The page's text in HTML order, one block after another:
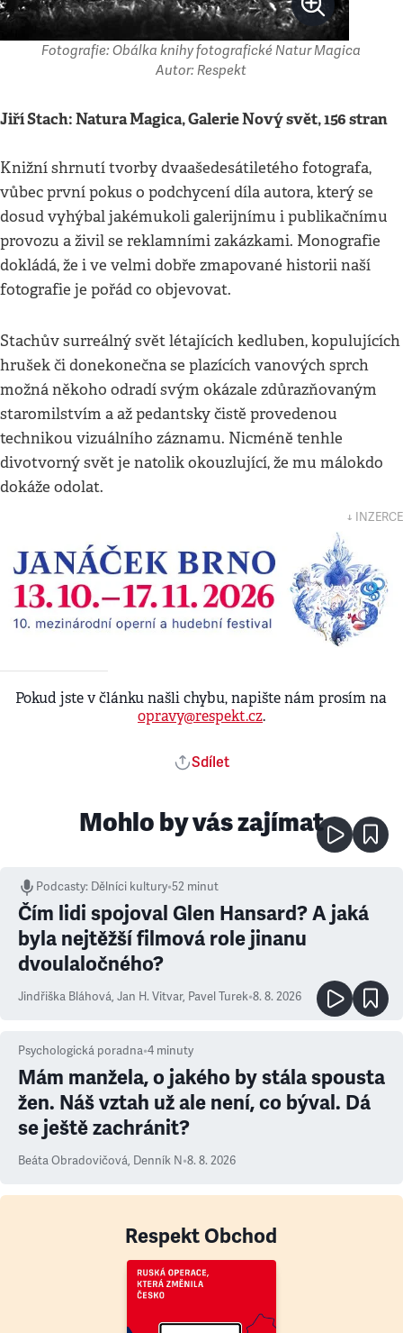
Fotografie: Obálka knihy fotografické Natur Magica
Autor: Respekt
Jiří Stach: Natura Magica, Galerie Nový svět, 156 stran
Knižní shrnutí tvorby dvaašedesátiletého fotografa,
vůbec první pokus o podchycení díla autora, který se
dosud vyhýbal jakémukoli galerijnímu i publikačnímu
provozu a živil se reklamními zakázkami. Monografie
dokládá, že i ve velmi dobře zmapované historii naší
fotografie je pořád co objevovat.
Stachův surreálný svět létajících kedluben, kopulujících
hrušek či donekonečna se plazících vanových sprch
možná někoho odradí svým okázale zdůrazňovaným
staromilstvím a až pedantsky čistě provedenou
technikou vizuálního záznamu. Nicméně tenhle
divotvorný svět je natolik okouzlující, že mu málokdo
dokáže odolat.
↓ INZERCE
Pokud jste v článku našli chybu, napište nám prosím na
opravy@respekt.cz.
Sdílet
Mohlo by vás zajímat
Podcasty: Dělníci kultury•52 minut
Čím lidi spojoval Glen Hansard? A jaká
byla nejtěžší filmová role jinanu
dvoulaločného?
Jindřiška Bláhová, Jan H. Vitvar, Pavel Turek•8. 8. 2026
Psychologická poradna•4 minuty
Mám manžela, o jakého by stála spousta
žen. Náš vztah už ale není, co býval. Dá
se ještě zachránit?
Beáta Obradovičová, Denník N•8. 8. 2026
Respekt Obchod